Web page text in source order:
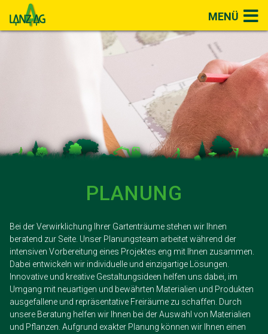
MENÜ
PLANUNG
Bei der Verwirklichung Ihrer Gartenträume stehen wir Ihnen
beratend zur Seite. Unser Planungsteam arbeitet während der
intensiven Vorbereitung eines Projektes eng mit Ihnen zusammen.
Dabei entwickeln wir individuelle und einzigartige Lösungen.
Innovative und kreative Gestaltungsideen helfen uns dabei, im
Umgang mit neuartigen und bewährten Materialien und Produkten
ausgefallene und repräsentative Freiräume zu schaffen. Durch
unsere Beratung helfen wir Ihnen bei der Auswahl von Materialien
und Pflanzen. Aufgrund exakter Planung können wir Ihnen einen